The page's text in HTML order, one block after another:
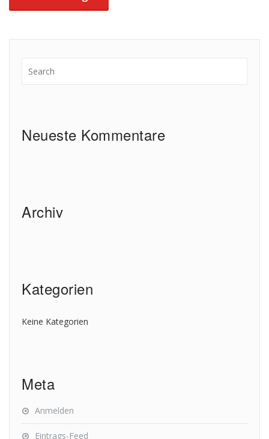
Neueste Kommentare
Archiv
Kategorien
Keine Kategorien
Meta
Anmelden
Eintrags-Feed